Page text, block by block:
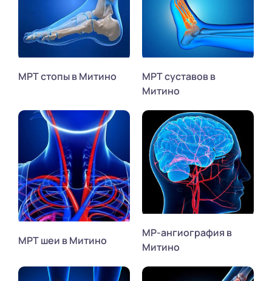
МРТ стопы в Митино
МРТ суставов в
Митино
МРТ шеи в Митино
МР-ангиография в
Митино